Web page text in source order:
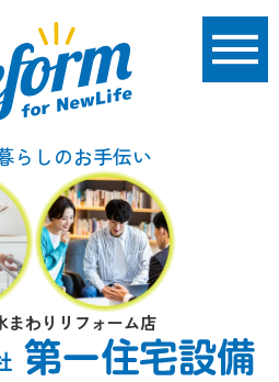
らしのお手伝い
まわりリフォーム店